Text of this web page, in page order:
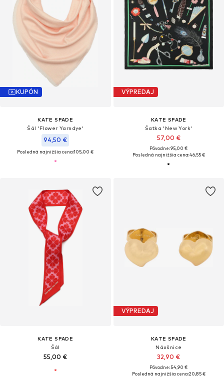
KUPÓN
KATE SPADE
Šál 'Flower Yarndye'
94,50 €
Posledná najnižšia cena:105,00 €
VÝPREDAJ
KATE SPADE
Šatka 'New York'
57,00 €
Pôvodne: 95,00 €
Posledná najnižšia cena:46,55 €
KATE SPADE
Šál
55,00 €
VÝPREDAJ
KATE SPADE
Náušnice
32,90 €
Pôvodne: 54,90 €
Posledná najnižšia cena:20,85 €